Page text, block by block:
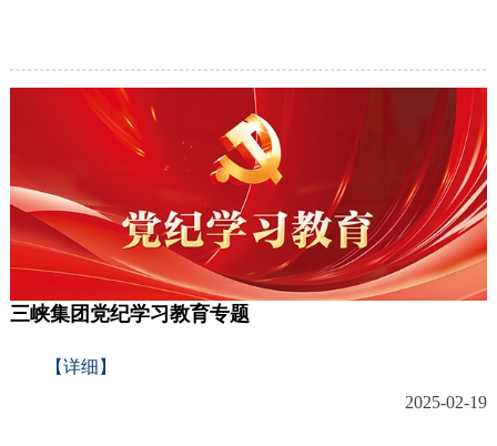
三峡集团党纪学习教育专题
【详细】
2025-02-19